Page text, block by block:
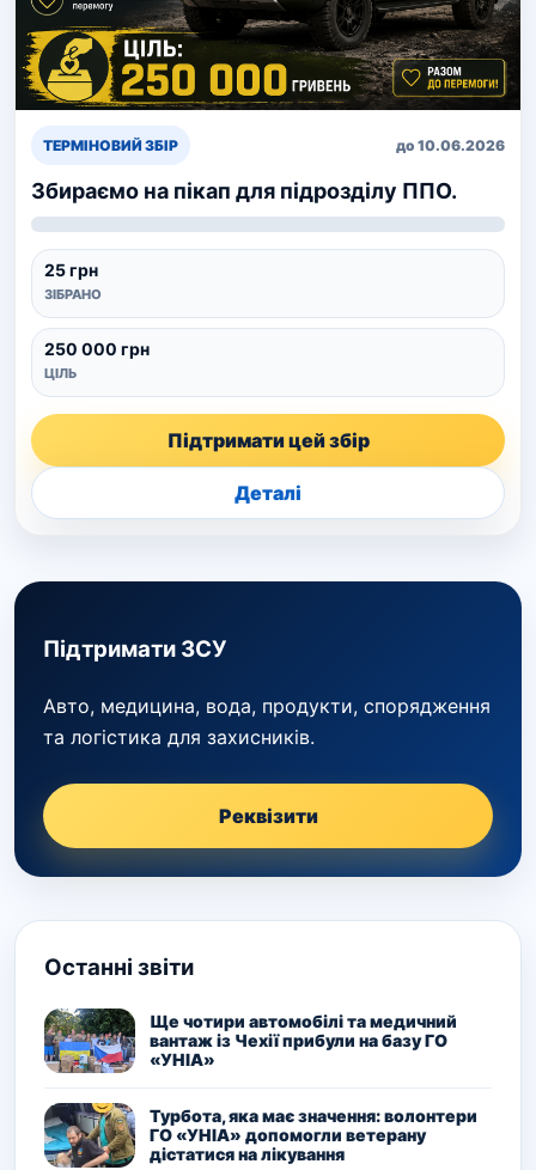
ТЕРМІНОВИЙ ЗБІР до 10.06.2026
Збираємо на пікап для підрозділу ППО.
25 грн
ЗІБРАНО
250 000 грн
ЦІЛЬ
Підтримати цей збір
Деталі
Підтримати ЗСУ
Авто, медицина, вода, продукти, спорядження
та логістика для захисників.
Реквізити
Останні звіти
Ще чотири автомобілі та медичний
вантаж із Чехії прибули на базу ГО
«УНІА»
Турбота, яка має значення: волонтери
ГО «УНІА» допомогли ветерану
дістатися на лікування